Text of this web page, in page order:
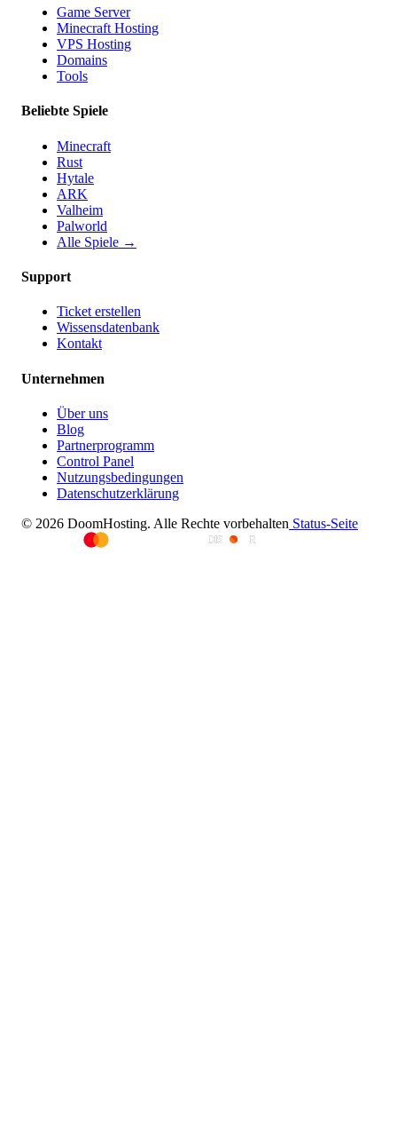
Game Server
Minecraft Hosting
VPS Hosting
Domains
Tools
Beliebte Spiele
Minecraft
Rust
Hytale
ARK
Valheim
Palworld
Alle Spiele →
Support
Ticket erstellen
Wissensdatenbank
Kontakt
Unternehmen
Über uns
Blog
Partnerprogramm
Control Panel
Nutzungsbedingungen
Datenschutzerklärung
© 2026 DoomHosting. Alle Rechte vorbehalten Status-Seite